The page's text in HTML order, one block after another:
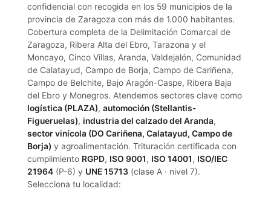
confidencial con recogida en los 59 municipios de la
provincia de Zaragoza con más de 1.000 habitantes.
Cobertura completa de la Delimitación Comarcal de
Zaragoza, Ribera Alta del Ebro, Tarazona y el
Moncayo, Cinco Villas, Aranda, Valdejalón, Comunidad
de Calatayud, Campo de Borja, Campo de Cariñena,
Campo de Belchite, Bajo Aragón-Caspe, Ribera Baja
del Ebro y Monegros. Atendemos sectores clave como
logística (PLAZA), automoción (Stellantis-
Figueruelas), industria del calzado del Aranda,
sector vinícola (DO Cariñena, Calatayud, Campo de
Borja) y agroalimentación. Trituración certificada con
cumplimiento RGPD, ISO 9001, ISO 14001, ISO/IEC
21964 (P-6) y UNE 15713 (clase A · nivel 7).
Selecciona tu localidad: